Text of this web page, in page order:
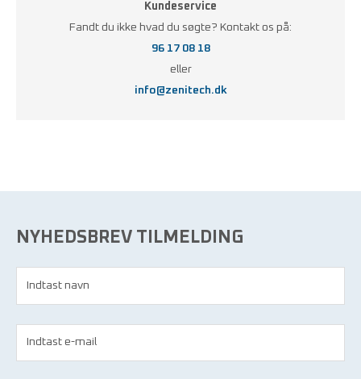
Kundeservice
Fandt du ikke hvad du søgte? Kontakt os på:
96 17 08 18
eller
info@zenitech.dk
NYHEDSBREV TILMELDING